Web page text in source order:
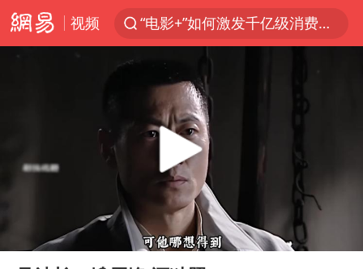
视频
“电影+”如何激发千亿级消费新活力？
美股存储板块集体大跌
中医教你一招提升气血
百花奖开幕式
Play
00:00 02:26